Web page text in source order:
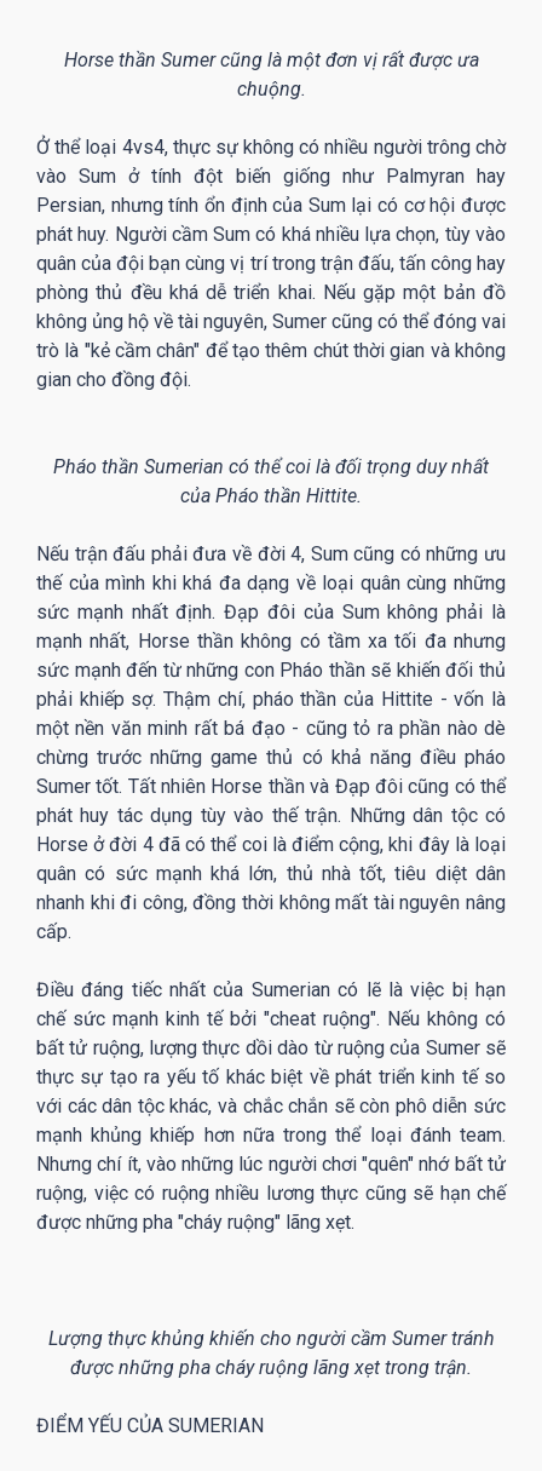
Horse thần Sumer cũng là một đơn vị rất được ưa
chuộng.
Ở thể loại 4vs4, thực sự không có nhiều người trông chờ
vào Sum ở tính đột biến giống như Palmyran hay
Persian, nhưng tính ổn định của Sum lại có cơ hội được
phát huy. Người cầm Sum có khá nhiều lựa chọn, tùy vào
quân của đội bạn cùng vị trí trong trận đấu, tấn công hay
phòng thủ đều khá dễ triển khai. Nếu gặp một bản đồ
không ủng hộ về tài nguyên, Sumer cũng có thể đóng vai
trò là "kẻ cầm chân" để tạo thêm chút thời gian và không
gian cho đồng đội.
Pháo thần Sumerian có thể coi là đối trọng duy nhất
của Pháo thần Hittite.
Nếu trận đấu phải đưa về đời 4, Sum cũng có những ưu
thế của mình khi khá đa dạng về loại quân cùng những
sức mạnh nhất định. Đạp đôi của Sum không phải là
mạnh nhất, Horse thần không có tầm xa tối đa nhưng
sức mạnh đến từ những con Pháo thần sẽ khiến đối thủ
phải khiếp sợ. Thậm chí, pháo thần của Hittite - vốn là
một nền văn minh rất bá đạo - cũng tỏ ra phần nào dè
chừng trước những game thủ có khả năng điều pháo
Sumer tốt. Tất nhiên Horse thần và Đạp đôi cũng có thể
phát huy tác dụng tùy vào thế trận. Những dân tộc có
Horse ở đời 4 đã có thể coi là điểm cộng, khi đây là loại
quân có sức mạnh khá lớn, thủ nhà tốt, tiêu diệt dân
nhanh khi đi công, đồng thời không mất tài nguyên nâng
cấp.
Điều đáng tiếc nhất của Sumerian có lẽ là việc bị hạn
chế sức mạnh kinh tế bởi "cheat ruộng". Nếu không có
bất tử ruộng, lượng thực dồi dào từ ruộng của Sumer sẽ
thực sự tạo ra yếu tố khác biệt về phát triển kinh tế so
với các dân tộc khác, và chắc chắn sẽ còn phô diễn sức
mạnh khủng khiếp hơn nữa trong thể loại đánh team.
Nhưng chí ít, vào những lúc người chơi "quên" nhớ bất tử
ruộng, việc có ruộng nhiều lương thực cũng sẽ hạn chế
được những pha "cháy ruộng" lãng xẹt.
Lượng thực khủng khiến cho người cầm Sumer tránh
được những pha cháy ruộng lãng xẹt trong trận.
ĐIỂM YẾU CỦA SUMERIAN